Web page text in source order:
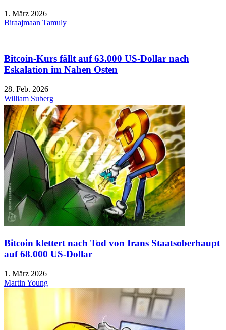
1. März 2026
Biraajmaan Tamuly
Bitcoin-Kurs fällt auf 63.000 US-Dollar nach
Eskalation im Nahen Osten
28. Feb. 2026
William Suberg
Bitcoin klettert nach Tod von Irans Staatsoberhaupt
auf 68.000 US-Dollar
1. März 2026
Martin Young